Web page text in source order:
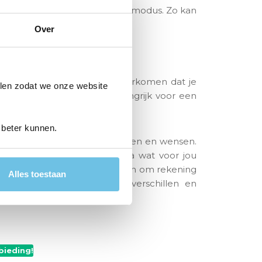
Over
zodat we onze website
kunnen.
Alles toestaan
ook nog een (extra) stille modus. Zo kan
terwijl je slaapt!
weer helpen om te voorkomen dat je
is een
belangrijk voor een
die past bij jouw eisen en wensen.
en functionaliteit. Ga na wat voor jou
er nog veel andere dingen om rekening
van alle belangrijke verschillen en